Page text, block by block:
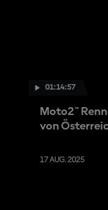
01:14:57
Moto2™
von
17 AUG. 2025